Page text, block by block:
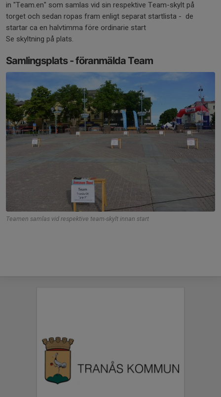
in "Team.en" som samlas vid sin respektive Team-skylt på
torget och sedan ropas fram enligt separat startlista - de
startar ca en halvtimma före ordinarie start
Se skyltning på plats.
Samlingsplats - föranmälda Team
Teamen samlas vid respektive team-skylt innan start